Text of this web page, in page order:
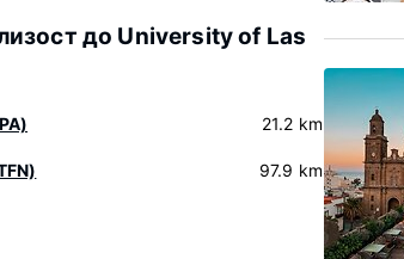
до University of Las
21.2 km
97.9 km